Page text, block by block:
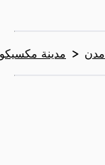
مدن مدينة مكسيكو